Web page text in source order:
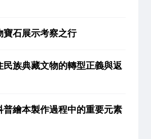
寶石展示考察之行
民族典藏文物的轉型正義與返
普繪本製作過程中的重要元素